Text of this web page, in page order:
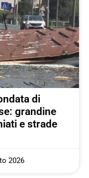
di
grandine
e strade
2026